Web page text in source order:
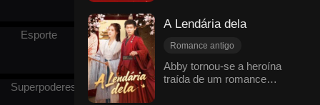
Esporte
Superpoderes
Príncipe
casando-se com o príncipe
herdeiro, que todos diziam à
beira da morte. Mas para
imponente e incrivelmente
bonito é exatamente o
A Lendária dela
Romance antigo
Viagem no tempo
Príncipe
Princesa
Abby tornou-se a heroína
traída de um romance